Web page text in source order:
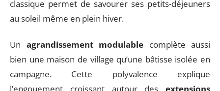
classique permet de savourer ses petits-déjeuners
au soleil même en plein hiver.
Un agrandissement modulable complète aussi
bien une maison de village qu’une bâtisse isolée en
campagne. Cette polyvalence explique
l’engouement croissant autour des extensions